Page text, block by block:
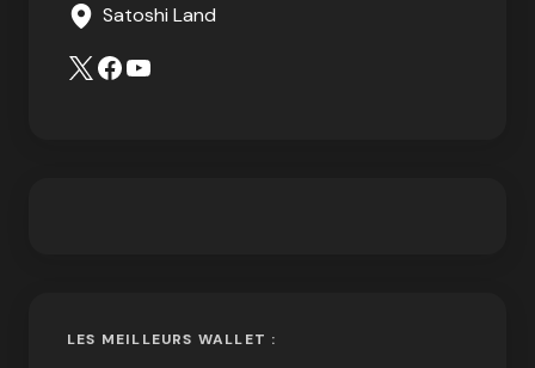
Satoshi Land
LES MEILLEURS WALLET :